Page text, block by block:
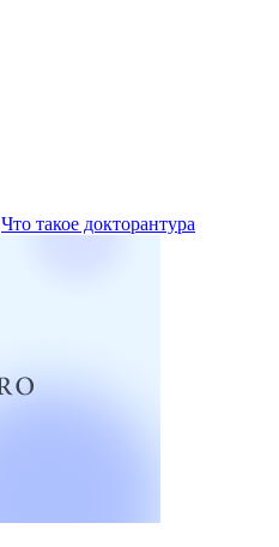
Что такое докторантура